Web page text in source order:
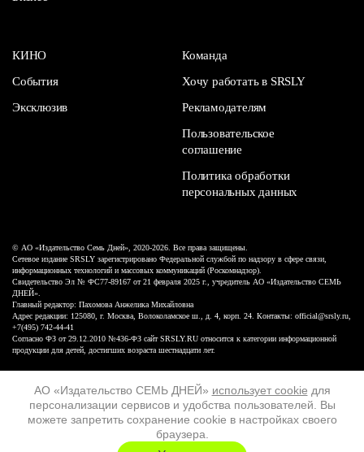
АО «Издательство СЕМЬ ДНЕЙ» использует cookie для
персонализации сервисов и удобства пользователей. Вы
можете запретить сохранение cookie в настройках своего
браузера.
КИНО
События
Эксклюзив
Команда
Хочу работать в SRSLY
Рекламодателям
Пользовательское
соглашение
Политика обработки
персональных данных
16+
© АО «Издательство Семь Дней», 2020-2026. Все права защищены.
Сетевое издание SRSLY зарегистрировано Федеральной службой по надзору в сфере связи,
информационных технологий и массовых коммуникаций (Роскомнадзор).
Свидетельство Эл № ФС77-89167 от 21 февраля 2025 г., учредитель АО «Издательство СЕМЬ
ДНЕЙ».
Главный редактор: Пахомова Анжелика Михайловна
Адрес редакции: 125080, г. Москва, Волоколамское ш., д. 4, корп. 24. Контакты: official@srsly.ru,
+7(495) 742-44-41
Согласно ФЗ от 29.12.2010 №436-ФЗ сайт SRSLY.RU относится к категории информационной
продукции для детей, достигших возраста шестнадцати лет.
ХОЧУ ЕЩЁ